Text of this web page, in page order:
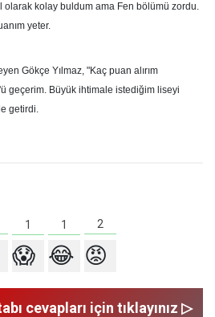
olarak kolay buldum ama Fen bölümü zordu.
yeter.
Gökçe Yılmaz, "Kaç puan alırım
geçerim. Büyük ihtimale istediğim liseyi
getirdi.
1 1 2
😱 😂 😡
cevapları için tıklayınız ▷